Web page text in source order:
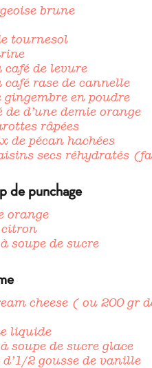
brune
tournesol
café de levure
café rase de cannelle
gingembre en poudre
de d’une demie orange
râpées
de pécan hachées
secs réhydratés
de punchage
orange
citron
soupe de sucre
cheese ( ou 200 gr
liquide
soupe de sucre glace
2 gousse de vanille